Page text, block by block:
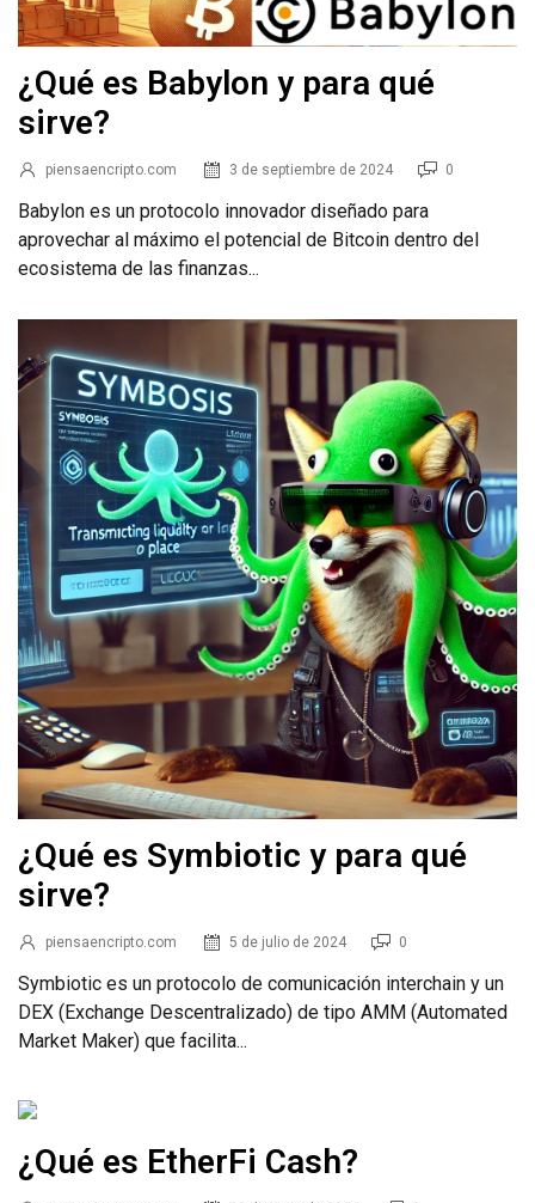
¿Qué es Babylon y para qué
sirve?
piensaencripto.com 3 de septiembre de 2024 0
Babylon es un protocolo innovador diseñado para
aprovechar al máximo el potencial de Bitcoin dentro del
ecosistema de las finanzas...
¿Qué es Symbiotic y para qué
sirve?
piensaencripto.com 5 de julio de 2024 0
Symbiotic es un protocolo de comunicación interchain y un
DEX (Exchange Descentralizado) de tipo AMM (Automated
Market Maker) que facilita...
¿Qué es EtherFi Cash?